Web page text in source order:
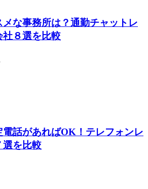
な事務所は？通勤チャットレ
社８選を比較
電話があればOK！テレフォンレ
選を比較